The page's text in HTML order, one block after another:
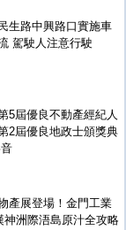
生路中興路口實施車
駕駛人注意行駛
5屆優良不動產經紀人
2屆優良地政士頒獎典
產展登場！金門工業
神洲際浯島原汁全攻略